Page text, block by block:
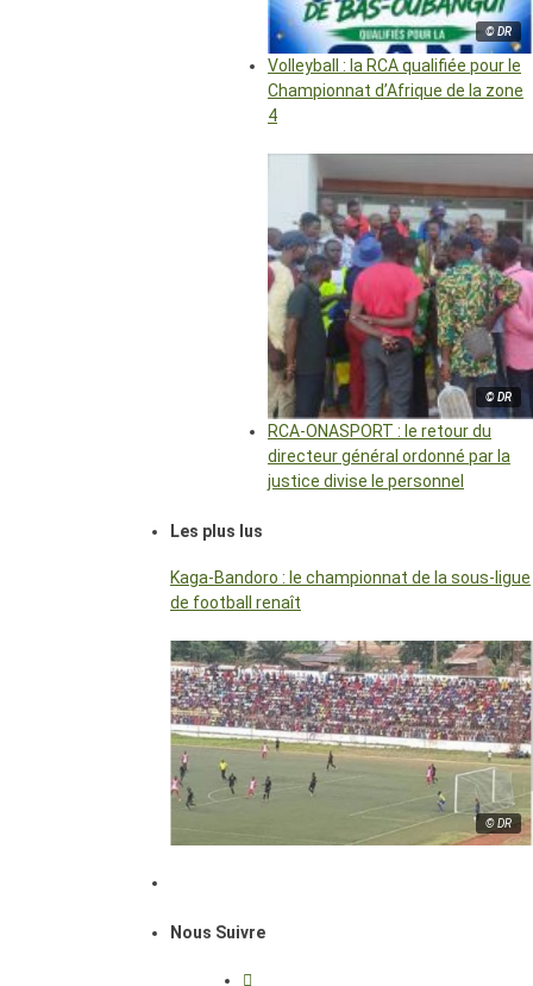
© DR
Volleyball : la RCA qualifiée pour le
Championnat d’Afrique de la zone
4
© DR
RCA-ONASPORT : le retour du
directeur général ordonné par la
justice divise le personnel
Les plus lus
Kaga-Bandoro : le championnat de la sous-ligue
de football renaît
© DR
Nous Suivre